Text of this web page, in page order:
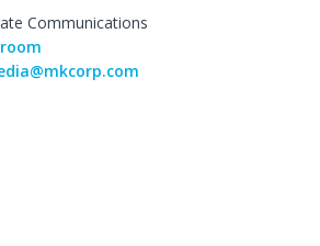
Communications